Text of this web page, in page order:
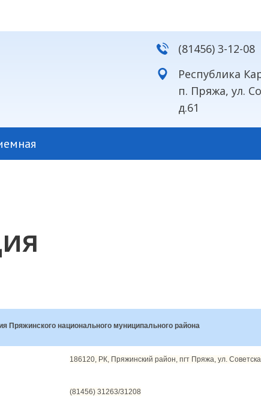
(81456) 3-12-08
Республика
п. Пряжа, ул.
д.61
Пряжинского национального муниципального района
186120, РК, Пряжинский район, пгт Пряжа, ул.
(81456) 31263/31208